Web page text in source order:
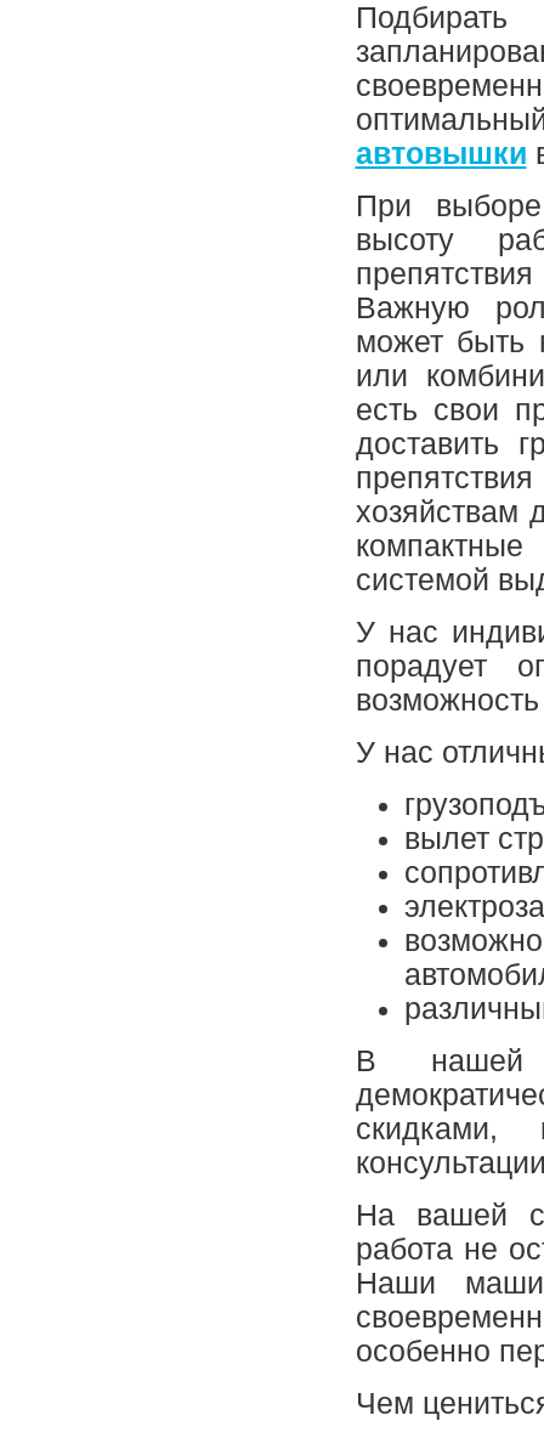
автовышки
При
высоту
Важную
может быть
или
есть свои
доставить
хозяйствам
системой
У нас
порадует
У нас
вылет
В нашей
скидками,
На вашей
работа не
Наши
особенно
Чем